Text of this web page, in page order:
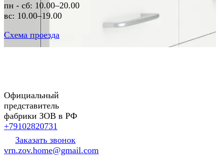
пн - сб: 10.00–20.00
вс: 10.00–19.00
Схема проезда
Официальный
представитель
фабрики ЗОВ в РФ
+79102820731
Заказать звонок
vrn.zov.home@gmail.com